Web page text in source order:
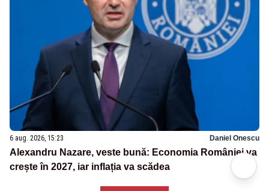
6 aug. 2026, 15:23 Daniel Onescu
Alexandru Nazare, veste bună: Economia României va
crește în 2027, iar inflația va scădea